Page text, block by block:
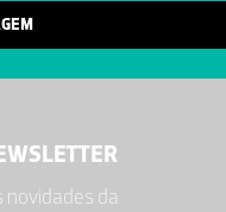
novidades da